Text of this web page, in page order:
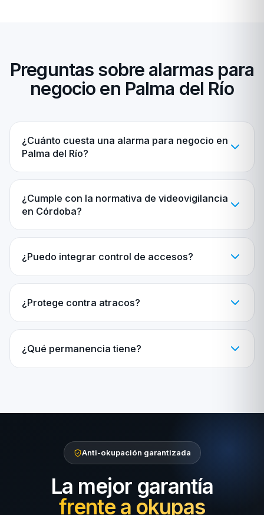
Preguntas sobre alarmas para
negocio en Palma del Río
¿Cuánto cuesta una alarma para negocio en
Palma del Río?
¿Cumple con la normativa de videovigilancia
en Córdoba?
¿Puedo integrar control de accesos?
¿Protege contra atracos?
¿Qué permanencia tiene?
Anti-okupación garantizada
La mejor garantía
frente a okupas